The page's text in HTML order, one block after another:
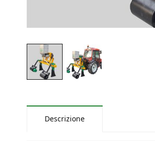
Descrizione